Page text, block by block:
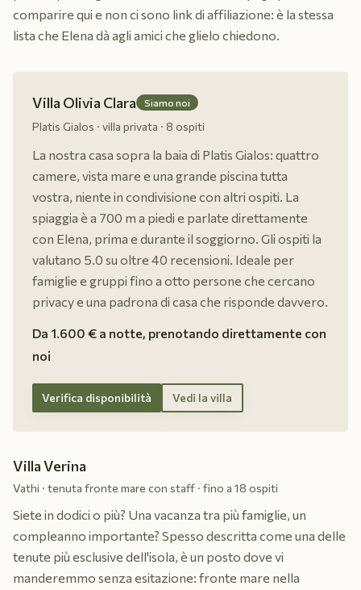
comparire qui e non ci sono link di affiliazione: è la stessa
lista che Elena dà agli amici che glielo chiedono.
Villa Olivia Clara Siamo noi
Platis Gialos · villa privata · 8 ospiti
La nostra casa sopra la baia di Platis Gialos: quattro
camere, vista mare e una grande piscina tutta
vostra, niente in condivisione con altri ospiti. La
spiaggia è a 700 m a piedi e parlate direttamente
con Elena, prima e durante il soggiorno. Gli ospiti la
valutano 5.0 su oltre 40 recensioni. Ideale per
famiglie e gruppi fino a otto persone che cercano
privacy e una padrona di casa che risponde davvero.
Da 1.600 € a notte, prenotando direttamente con
noi
Verifica disponibilità Vedi la villa
Villa Verina
Vathi · tenuta fronte mare con staff · fino a 18 ospiti
Siete in dodici o più? Una vacanza tra più famiglie, un
compleanno importante? Spesso descritta come una delle
tenute più esclusive dell'isola, è un posto dove vi
manderemmo senza esitazione: fronte mare nella